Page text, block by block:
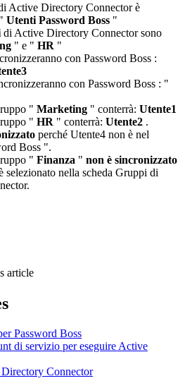
Active Directory Connector è
" Utenti Password Boss "
di Active Directory Connector sono
" e " HR "
con Password Boss :
con Password Boss : "
" Marketing " conterrà: Utente1
" HR " conterrà: Utente2 .
perché Utente4 non è nel
Boss ".
" Finanza " non è sincronizzato
selezionato nella scheda Gruppi di
.
article
Password Boss
di servizio per eseguire Active
Connector